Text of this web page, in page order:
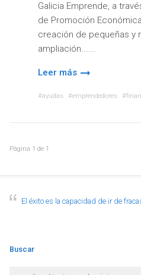
Galicia Emprende, a
de Promoción
creación de pequeñas y
ampliación...
Leer más
ayudas emprendedores
Página 1 de 1
El éxito es la capacidad de ir de
Buscar